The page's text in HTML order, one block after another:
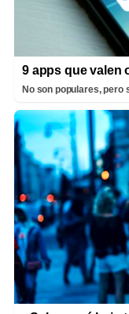
9 apps que valen
No son populares, pero